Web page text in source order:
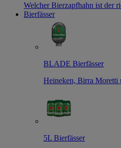
Welcher Bierzapfhahn ist der
Bierfässer
BLADE Bierfässer
Heineken, Birra Moretti
5L Bierfässer